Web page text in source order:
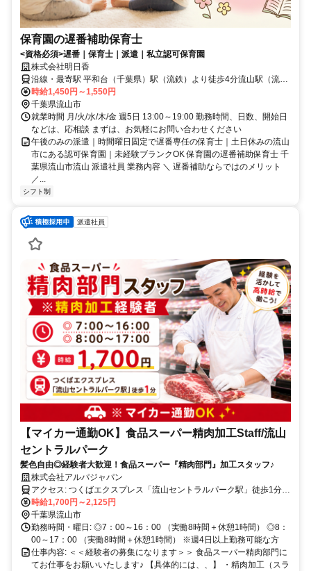
保育園の遅番補助保育士
<資格必須>遅番｜保育士｜派遣｜私立認可保育園
株式会社明日香
沿線・最寄駅 平和台（千葉県）駅（流鉄）より徒歩4分流山駅（流
鉄）より徒歩10分南流山駅（つくばエクスプレス）より徒歩16分
時給1,450円～1,550円
千葉県流山市
就業時間 月/火/水/木/金 週5日 13:00～19:00 勤務時間、日数、開始日
などは、応相談 まずは、お気軽にお問い合わせください
午後のみの派遣｜時間曜日固定で遅番専任の保育士｜土日休みの流山
市にある認可保育園｜未経験ブランクOK 保育園の遅番補助保育士 千
葉県流山市流山 派遣社員 業務内容 ＼ 遅番補助ならではのメリット
／...
シフト制
派遣社員
【マイカー通勤OK】食品スーパー精肉加工Staff/流山
セントラルパーク
髪色自由◎経験者大歓迎！食品スーパー『精肉部門』加工スタッフ♪
株式会社アルパジャパン
アクセス: つくばエクスプレス「流山セントラルパーク駅」徒歩1分
※マイカー通勤OK
時給1,700円～2,125円
千葉県流山市
勤務時間・曜日: ◎7：00～16：00 （実働8時間＋休憩1時間） ◎8：
00～17：00 （実働8時間＋休憩1時間） ※週4日以上勤務可能な方
仕事内容: ＜＜経験者の募集になります＞＞ 食品スーパー精肉部門に
てお仕事をお願いいたします♪ 【具体的には、、】 ・精肉加工（スラ